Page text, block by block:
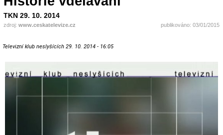
TKN 29. 10. 2014
zdroj: www.ceskatelevize.cz publikováno: 03/01/2015
Televizní klub neslyšících 29. 10. 2014 - 16:05